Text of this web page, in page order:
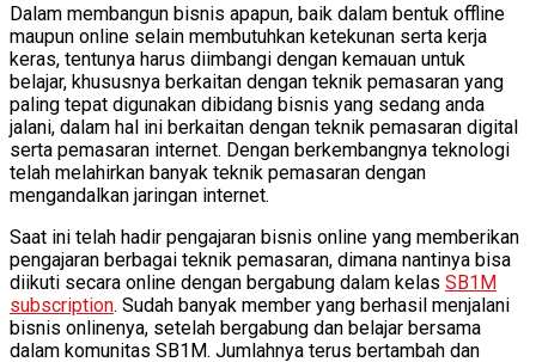
Dalam membangun bisnis apapun, baik dalam bentuk offline
maupun online selain membutuhkan ketekunan serta kerja
keras, tentunya harus diimbangi dengan kemauan untuk
belajar, khususnya berkaitan dengan teknik pemasaran yang
paling tepat digunakan dibidang bisnis yang sedang anda
jalani, dalam hal ini berkaitan dengan teknik pemasaran digital
serta pemasaran internet. Dengan berkembangnya teknologi
telah melahirkan banyak teknik pemasaran dengan
mengandalkan jaringan internet.
Saat ini telah hadir pengajaran bisnis online yang memberikan
pengajaran berbagai teknik pemasaran, dimana nantinya bisa
diikuti secara online dengan bergabung dalam kelas SB1M
subscription. Sudah banyak member yang berhasil menjalani
bisnis onlinenya, setelah bergabung dan belajar bersama
dalam komunitas SB1M. Jumlahnya terus bertambah dan